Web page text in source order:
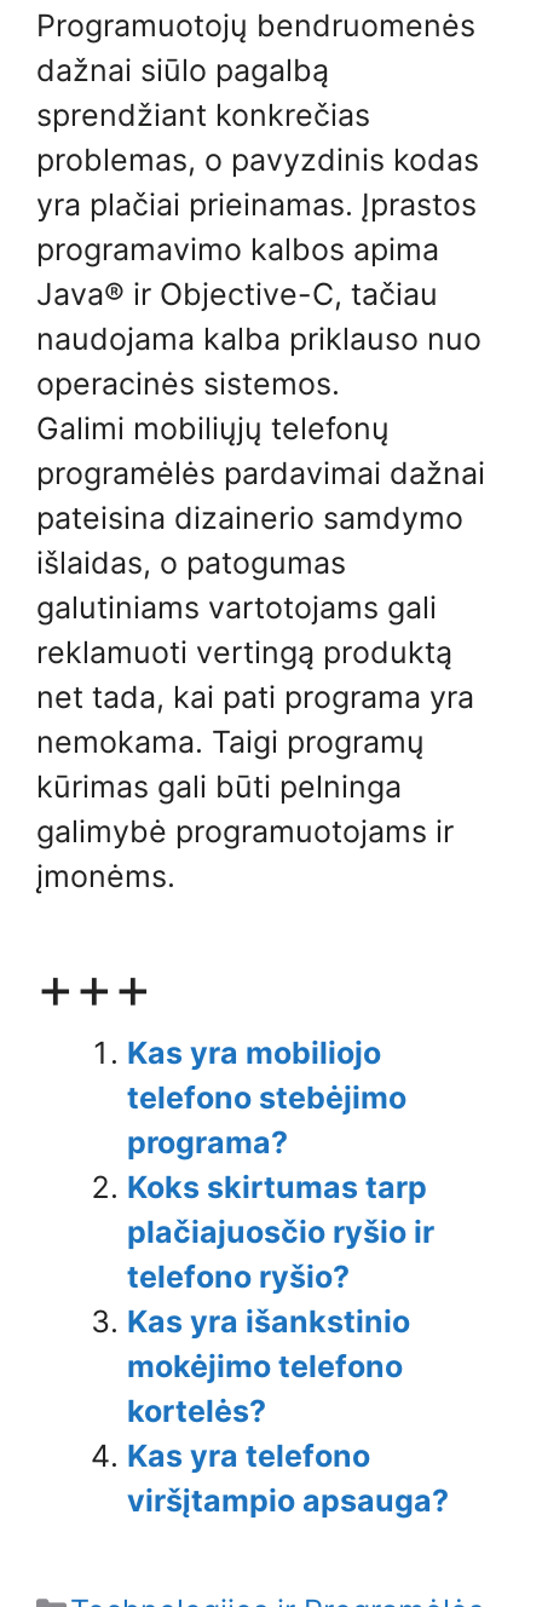
Programuotojų bendruomenės
dažnai siūlo pagalbą
sprendžiant konkrečias
problemas, o pavyzdinis kodas
yra plačiai prieinamas. Įprastos
programavimo kalbos apima
Java® ir Objective-C, tačiau
naudojama kalba priklauso nuo
operacinės sistemos.
Galimi mobiliųjų telefonų
programėlės pardavimai dažnai
pateisina dizainerio samdymo
išlaidas, o patogumas
galutiniams vartotojams gali
reklamuoti vertingą produktą
net tada, kai pati programa yra
nemokama. Taigi programų
kūrimas gali būti pelninga
galimybė programuotojams ir
įmonėms.
+++
Kas yra mobiliojo
telefono stebėjimo
programa?
Koks skirtumas tarp
plačiajuosčio ryšio ir
telefono ryšio?
Kas yra išankstinio
mokėjimo telefono
kortelės?
Kas yra telefono
viršįtampio apsauga?